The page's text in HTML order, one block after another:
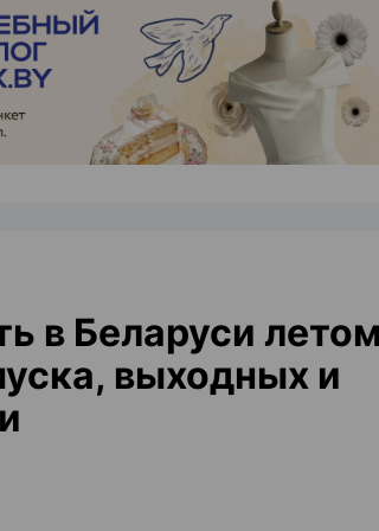
ЭФФЕКТИВНАЯ РЕКЛАМА НА САЙТЕ
в Беларуси
выходных и